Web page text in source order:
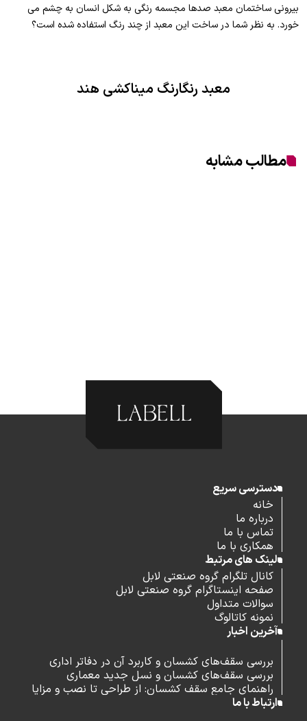
بیرونی ساختمان معبد صدها مجسمه رنگی به شکل انسان به چشم می
خورد. به نظر شما در ساخت این معبد از چند رنگ استفاده شده است؟
معبد رنگارنگ میناکشی هند
مطالب مشابه
دسترسی سریع
خانه
درباره ما
تماس با ما
همکاری با ما
لینک های مرتبط
کانال تلگرام گروه صنعتی لابل
صفحه اینستاگرام گروه صنعتی لابل
سوالات متداول
نمونه کاتالوگ
آخرین اخبار
بررسی سقف‌های کشسان و کاربرد آن در دفاتر اداری
بررسی سقف‌های کشسان و نسل جدید معماری
راهنمای جامع سقف کشسان: از طراحی تا نصب و مزایا
ارتباط با ما